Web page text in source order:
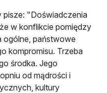
pisze: "Doświadczenia
w konflikcie pomiędzy
ogólne, państwowe
kompromisu. Trzeba
środka. Jego
od mądrości i
kultury